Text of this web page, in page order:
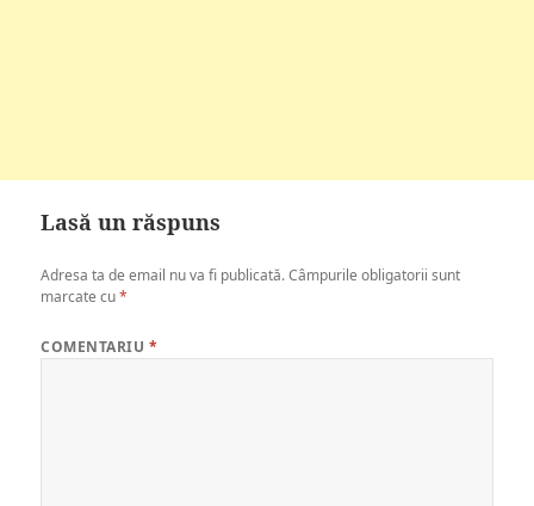
Lasă un răspuns
Adresa ta de email nu va fi publicată. Câmpurile obligatorii sunt
marcate cu*
COMENTARIU *